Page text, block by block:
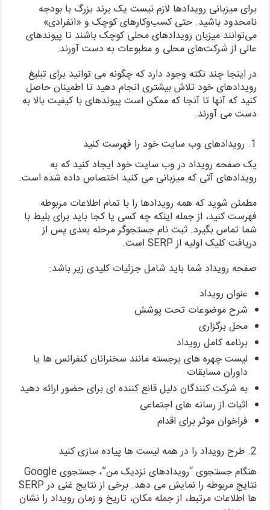
برای میزبانی رویدادها لازم نیست یک برند بزرگ با بودجه
نامحدود باشید. حتی کسب‌وکارهای کوچک و «انفرادی»
می‌توانند میزبان رویدادهای محلی کوچک باشند تا پیوندهای
عالی از شرکت‌های محلی و مطبوعات به دست آورند.
در اینجا چند نکته وجود دارد که چگونه می توانید برای تبلیغ
رویدادهای خود تلاش بیشتری انجام دهید تا اطمینان حاصل
کنید که آنها تا آنجا که ممکن است پیوندهای با کیفیت بالا به
دست می آورند.
1. رویدادهای وب سایت خود را فهرست کنید
یک صفحه رویداد در وب سایت خود ایجاد کنید که به
رویدادهای آتی که میزبانی می کنید اختصاص داده شده است.
مطمئن شوید که همه رویدادها را با تمام اطلاعات مربوطه
فهرست کنید، از جمله اینکه چه کسی یا کجا باید برای بلیط با
شما تماس بگیرد. ثبت نام جستجوگر مرحله بعدی پس از
دریافت کلیک اولیه از SERP است.
صفحه رویداد شما باید شامل جزئیات کلیدی زیر باشد:
عنوان رویداد
شرح موضوعات تحت پوشش
محل برگزاری
برنامه کامل رویداد
لیست چهره های برجسته مانند سخنرانان کنفرانس ها یا
داوران مسابقات
به شرکت کنندگان دلیل قانع کننده ای برای حضور ارائه دهید
اثبات از رسانه های اجتماعی
فراخوان موثر برای اقدام
2. طرح رویداد را در همه لیست ها پیاده سازی کنید
هنگام جستجوی “رویدادهای نزدیک من”، جستجوی Google
نتایج مربوطه را نمایش می دهد. برخی از نتایج غنی در SERP
ها اطلاعات مرتبط، از جمله مکان، تاریخ و زمان رویداد را نشان